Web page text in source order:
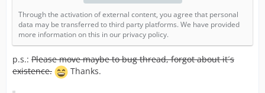
Through the activation of external content, you agree that personal
data may be transferred to third party platforms. We have provided
more information on this in our privacy policy.
p.s.: Please move maybe to bug thread, forgot about it´s
existence.
Thanks.